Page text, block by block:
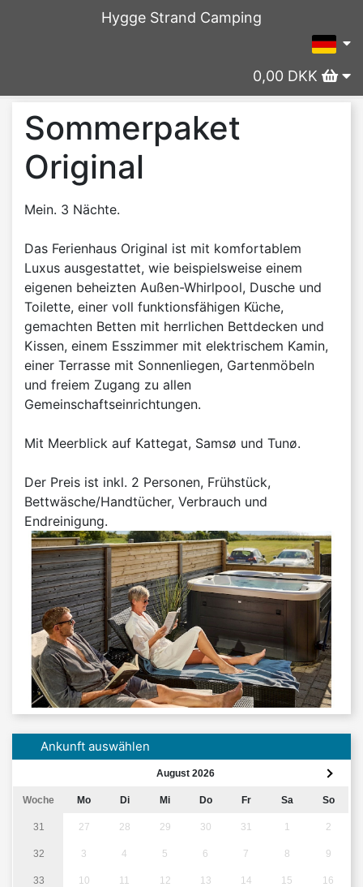
Hygge Strand Camping
0,00 DKK
Sommerpaket
Original
Mein. 3 Nächte.
Das Ferienhaus Original ist mit komfortablem
Luxus ausgestattet, wie beispielsweise einem
eigenen beheizten Außen-Whirlpool, Dusche und
Toilette, einer voll funktionsfähigen Küche,
gemachten Betten mit herrlichen Bettdecken und
Kissen, einem Esszimmer mit elektrischem Kamin,
einer Terrasse mit Sonnenliegen, Gartenmöbeln
und freiem Zugang zu allen
Gemeinschaftseinrichtungen.
Mit Meerblick auf Kattegat, Samsø und Tunø.
Der Preis ist inkl. 2 Personen, Frühstück,
Bettwäsche/Handtücher, Verbrauch und
Endreinigung.
Ankunft auswählen
August 2026
Woche Mo Di Mi Do Fr Sa So
31 27 28 29 30 31 1 2
32 3 4 5 6 7 8 9
33 10 11 12 13 14 15 16